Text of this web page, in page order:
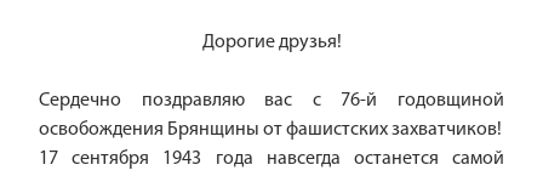
Дорогие друзья!
Сердечно поздравляю вас с 76-й годовщиной
освобождения Брянщины от фашистских захватчиков!
17 сентября 1943 года навсегда останется самой